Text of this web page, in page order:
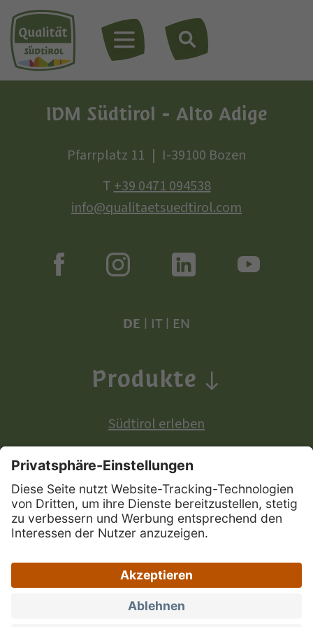
MENÜ
IDM Südtirol - Alto Adige
Pfarrplatz 11
I-39100 Bozen
T+39 0471 094538
info@qualitaetsuedtirol.com
DE IT| EN
Produkte
Südtirol erleben
Produkte mit europäischer Ursprungsbezeichnung:
Sitemap | Privacy | Impressum |
Zugänglichkeitserklärung | Portal Marke Südtirol